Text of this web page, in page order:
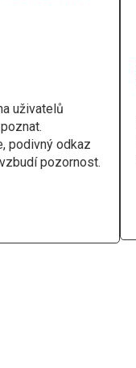
uživatelů
podivný odkaz
pozornost.